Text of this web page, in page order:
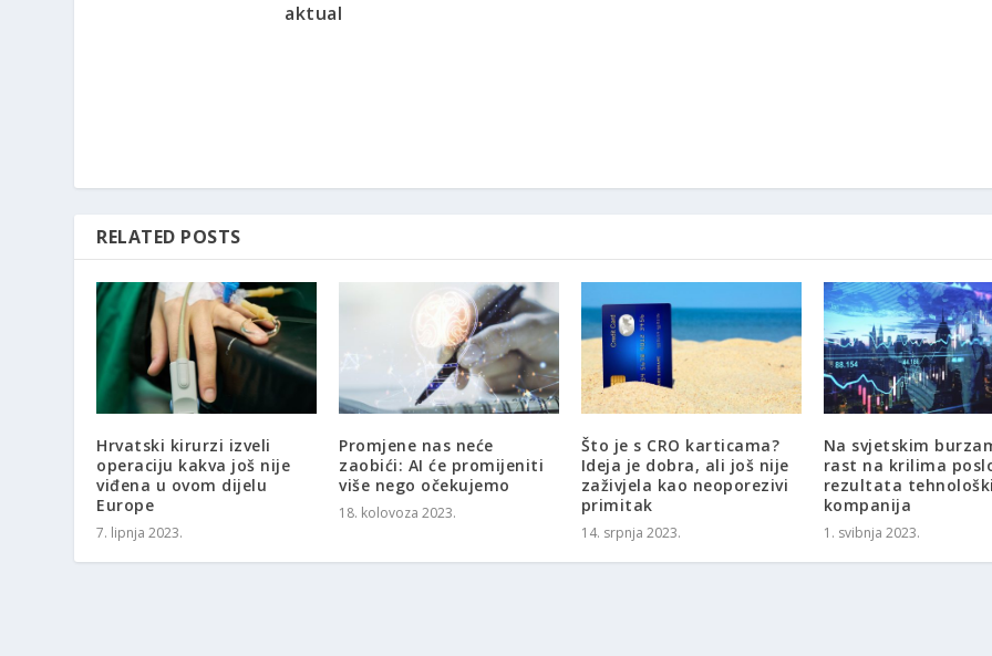
aktual
RELATED POSTS
Hrvatski kirurzi izveli
operaciju kakva još nije
viđena u ovom dijelu
Europe
7. lipnja 2023.
Promjene nas neće
zaobići: AI će promijeniti
više nego očekujemo
18. kolovoza 2023.
Što je s CRO karticama?
Ideja je dobra, ali još nije
zaživjela kao neoporezivi
primitak
14. srpnja 2023.
Na svjetskim
rast na krilima
rezultata
kompanija
1. svibnja 2023.